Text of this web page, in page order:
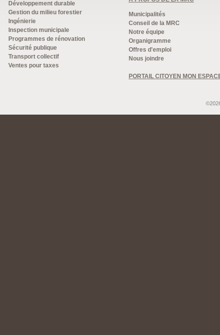
Développement durable
Gestion du milieu forestier
Ingénierie
Inspection municipale
Programmes de rénovation
Sécurité publique
Transport collectif
Ventes pour taxes
Municipalités
Conseil de la MRC
Notre équipe
Organigramme
Offres d'emploi
Nous joindre
PORTAIL CITOYEN MON